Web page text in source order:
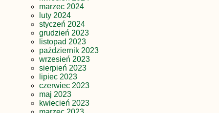
marzec 2024
luty 2024
styczeń 2024
grudzień 2023
listopad 2023
październik 2023
wrzesień 2023
sierpień 2023
lipiec 2023
czerwiec 2023
maj 2023
kwiecień 2023